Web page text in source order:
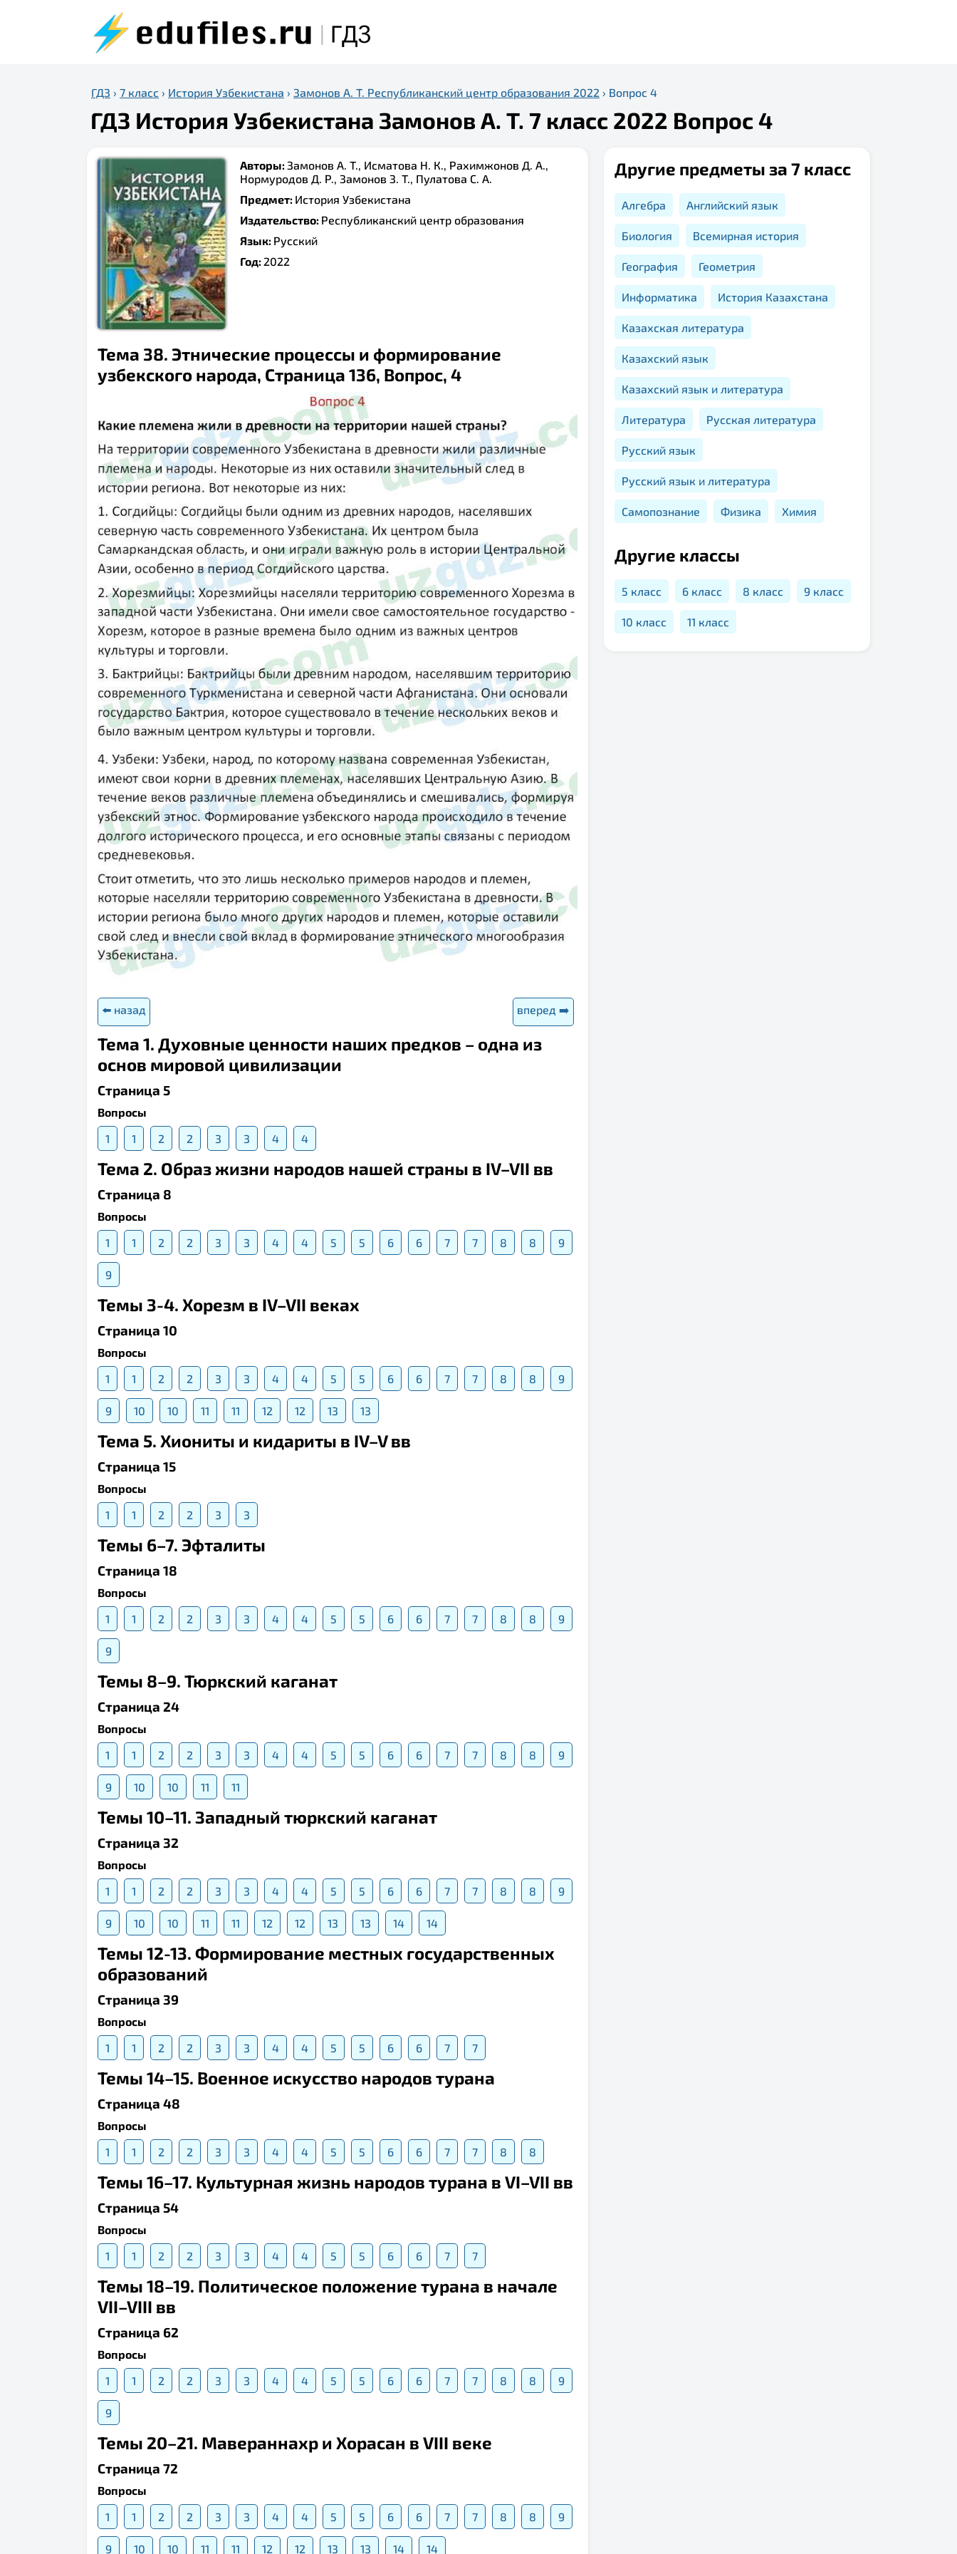
ГДЗ › 7 класс › История Узбекистана › Замонов А. Т. Республиканский центр образования 2022 › Вопрос 4
ГДЗ История Узбекистана Замонов А. Т. 7 класс 2022 Вопрос 4
Авторы:Замонов А. Т., Исматова Н. К., Рахимжонов Д. А.,
Нормуродов Д. Р., Замонов З. Т., Пулатова С. А.
Предмет: История Узбекистана
Издательство: Республиканский центр образования
Язык: Русский
Год: 2022
Тема 38. Этнические процессы и формирование
узбекского народа, Страница 136, Вопрос, 4
⬅️ назад вперед ➡️
Тема 1. Духовные ценности наших предков – одна из
основ мировой цивилизации
Страница 5
Вопросы
1
1 2 2 3 3 4 4
Тема 2. Образ жизни народов нашей страны в IV–VII вв
Страница 8
Вопросы
1
1 2 2 3 3 4 4 5 5 6 6 7 7 8 8 9
9
Темы 3-4. Хорезм в IV–VII веках
Страница 10
Вопросы
1
1 2 2 3 3 4 4 5 5 6 6 7 7 8 8 9
9 10 10 11 11 12 12 13 13
Тема 5. Хиониты и кидариты в IV–V вв
Страница 15
Вопросы
1
1 2 2 3 3
Темы 6–7. Эфталиты
Страница 18
Вопросы
1
1 2 2 3 3 4 4 5 5 6 6 7 7 8 8 9
9
Темы 8–9. Тюркский каганат
Страница 24
Вопросы
1
1 2 2 3 3 4 4 5 5 6 6 7 7 8 8 9
9 10 10 11 11
Темы 10–11. Западный тюркский каганат
Страница 32
Вопросы
1
1 2 2 3 3 4 4 5 5 6 6 7 7 8 8 9
9 10 10 11 11 12 12 13 13 14 14
Темы 12-13. Формирование местных государственных
образований
Страница 39
Вопросы
1
1 2 2 3 3 4 4 5 5 6 6 7 7
Темы 14–15. Военное искусство народов турана
Страница 48
Вопросы
1
1 2 2 3 3 4 4 5 5 6 6 7 7 8 8
Темы 16–17. Культурная жизнь народов турана в VI–VII вв
Страница 54
Вопросы
1
1 2 2 3 3 4 4 5 5 6 6 7 7
Темы 18–19. Политическое положение турана в начале
VII–VIII вв
Страница 62
Вопросы
1
1 2 2 3 3 4 4 5 5 6 6 7 7 8 8 9
9
Темы 20–21. Мавераннахр и Хорасан в VIII веке
Страница 72
Вопросы
1
1 2 2 3 3 4 4 5 5 6 6 7 7 8 8 9
9 10 10 11 11 12 12 13 13 14 14
Другие предметы за 7 класс
Алгебра Английский язык
Биология Всемирная история
География Геометрия
Информатика История Казахстана
Казахская литература
Казахский язык
Казахский язык и литература
Литература Русская литература
Русский язык
Русский язык и литература
Самопознание Физика Химия
Другие классы
5 класс 6 класс 8 класс 9 класс
10 класс 11 класс